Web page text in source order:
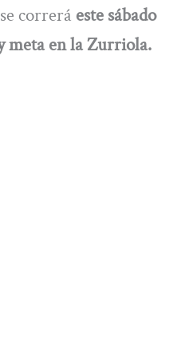
correrá este sábado
meta en la Zurriola.